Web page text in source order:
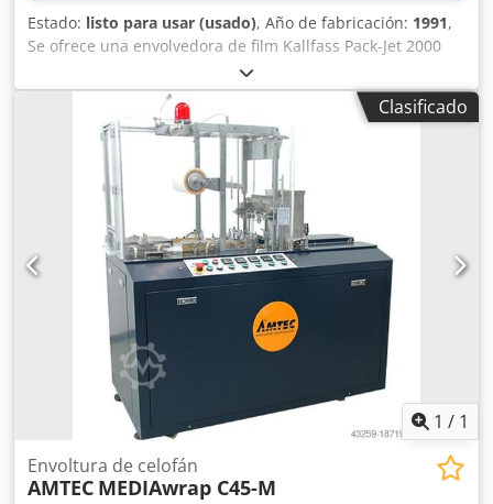
Estado: listo para usar (usado), Año de fabricación: 1991,
Se ofrece una envolvedora de film Kallfass Pack-Jet 2000
con túnel de retracción Kallfass Universal 450N. Ancho
máximo del rollo de film: 760 mm, potencia nominal: 9 kW,
tensión de funcionamiento: 380 V, tensión de control: 24 V,
fusible principal: 3x 20A, corriente nominal: 18A. Incluye
túnel de retracción Kallfass Universal 450N, potencia
nominal: 16,5 +1 kW. Longitud de la instalación: aprox.
9000 mm, ancho: 1400 mm. El transformador para el
pistón de soldadura está averiado. Es posible realizar una
inspección in situ. Cjdpow Nykmjfx Ac Dorf
Clasificado
1 / 1
Envoltura de celofán
AMTEC MEDIAwrap C45-M